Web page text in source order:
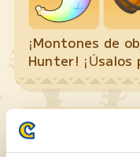
¡Montones de
Hunter! ¡Úsalos